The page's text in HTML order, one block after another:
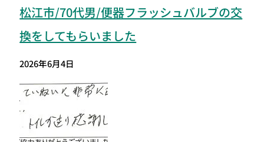
松江市/70代男/便器フラッシュバルブの交
換をしてもらいました
2026年6月4日